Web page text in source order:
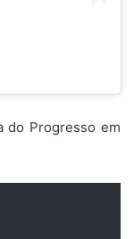
do Progresso em